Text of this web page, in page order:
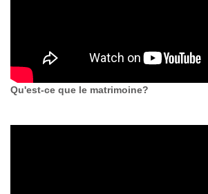
Qu'est-ce que le matrimoine?